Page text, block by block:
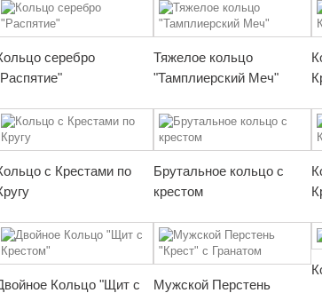
серебро
Тяжелое кольцо
"Тамплиерский Меч"
с Крестами по
Брутальное кольцо с
крестом
Кольцо "Щит с
Мужской Перстень